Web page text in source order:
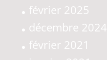
février 2025
décembre 2024
février 2021